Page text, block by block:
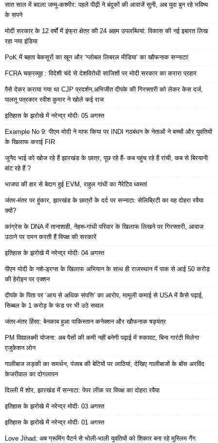
सात साल में बदला जम्मू-कश्मीर: पहले पीढ़ी ने बंदूकों की आवाजें सुनी, अब युवा बुन रहे भविष्य
के सपने
मोदी सरकार के 12 वर्षों में इंफ्रा क्षेत्र की 24 अहम उपलब्धियां: विकास की नई इबारत लिख
रहा नया इंडिया
PoK में बहता बेकसूरों का खून और ‘ग्लोबल लिबरल मीडिया’ का खौफनाक सन्नाटा!
FCRA चक्रव्यूह : विदेशी चंदे से देशविरोधी साजिशों पर मोदी सरकार का करारा प्रहार
पैसे देकर कराया गया था CJP प्रदर्शन,अभिजीत दीपके की गिरफ्तारी को लेकर केस दर्ज,
पालतू पत्रकार रवीश कुमार ने खोले कई राज
इतिहास के झरोखे में नरेन्द्र मोदीः 05 अगस्त
Example No 9: पीएम मोदी ने माफ किया पर INDI गठबंधन के नेताओं ने बच्चों और युवतियों
के खिलाफ कराई FIR
जुनैद भाई को खोज रहे हैं झारखंड के छात्र, पूछ रहे हैं- कब पहुंच रहे हैं रांची, कब से बिरयानी
बांट रहे हैं ?
भाजपा की हार से बेदाग हुई EVM, राहुल गांधी का नैरेटिव ध्वस्त!
जंतर-मंतर पर हुंकार, झारखंड के छात्रों के दर्द पर सन्नाटा: सेलिब्रिटी का यह दोहरा रवैया
क्यों?
कांग्रेस के DNA में तानाशाही, नेहरू-गांधी परिवार के खिलाफ लिखने पर गिरफ्तारी, आवाज
उठाने पर दमन करती हैं विपक्ष की सरकारें
इतिहास के झरोखे में नरेन्द्र मोदीः 04 अगस्त
पीएम मोदी के नशे-ड्रग्स के खिलाफ अभियान के साथ ही राजस्थान में पाक से आई 50 करोड़
की हेरोइन पर एक्शन
दीपके के पिता पर ‘आय से अधिक संपत्ति’ का आरोप, मामूली कमाई से USA में कैसे पढ़ाई,
सिब्बल के 1 करोड़ के फंड पर भी उठे सवाल
जंतर-मंतर हिंसा: बेनकाब हुआ पाकिस्तान कनेक्शन और खौफनाक षड्यंत्र
PM विद्यालक्ष्मी योजना: अब पैसों की कमी नहीं बनेगी पढ़ाई में रुकावट, बिना गारंटी मिलेगा
एजुकेशन लोन
गालीबाज लड़की का समर्थन, पंजाब की बेटियों पर लाठियां, देखिए गालीबाजों के बॉस अरविंद
केजरीवाल का दोगलापन
दिल्ली में शोर, झारखंड में सन्नाटा: पेपर लीक पर विपक्ष का दोहरा रवैया
इतिहास के झरोखे में नरेन्द्र मोदीः 03 अगस्त
इतिहास के झरोखे में नरेन्द्र मोदीः 01 अगस्त
Love Jihad: अब ग्रूमिंग पैटर्न से भोली-भाली युवतियों को शिकार बना रहे मुस्लिम गैंग